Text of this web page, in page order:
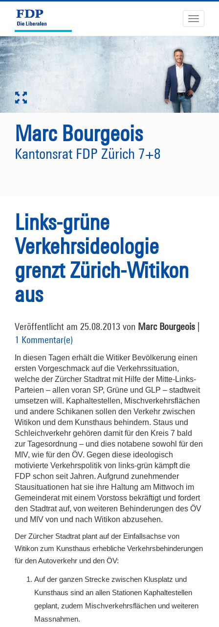
Toggle
Marc Bourgeois
Kantonsrat FDP Zürich 7+8
Links-grüne
Verkehrsideologie
grenzt Zürich-Witikon
aus
Veröffentlicht am 25.08.2013 von Marc Bourgeois
1 Kommentar(e)
In diesen Tagen erhält die Witiker Bevölkerung einen
ersten Vorgeschmack auf die Verkehrssituation,
welche der Zürcher Stadtrat mit Hilfe der Mitte-Links-
Parteien – allen voran SP, Grüne und GLP – stadtweit
umsetzen will. Kaphaltestellen, Mischverkehrsflächen
und andere Schikanen sollen den Verkehr zwischen
Witikon und dem Kunsthaus behindern. Staus und
Schleichverkehr gehören damit für den Kreis 7 bald
zur Tagesordnung – und dies notabene sowohl für den
MIV, wie für den ÖV. Gegen diese ideologisch
motivierte Verkehrspolitik von links-grün kämpft die
FDP schon seit Jahren. Aufgrund zunehmender
Stausituationen hat sie ihre Haltung am Mittwoch im
Gemeinderat mit einem Vorstoss bekräftigt und fordert
den Stadtrat auf, von weiteren Behinderungen des ÖV
und MIV von und nach Witikon abzusehen.
Der Zürcher Stadtrat plant auf der Einfallsachse von
Witikon zum Kunsthaus erhebliche Verkehrsbehinderungen
für den Autoverkehr und den ÖV:
Auf der ganzen Strecke zwischen Klusplatz und
Kunsthaus sind an allen Stationen Kaphaltestellen
geplant, zudem Mischverkehrsflächen und weiteren
Massnahmen.